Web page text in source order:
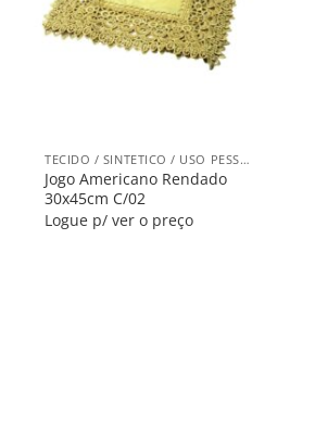
TECIDO / SINTETICO / USO PESSOAL
Jogo Americano Rendado
30x45cm C/02
Logue p/ ver o preço